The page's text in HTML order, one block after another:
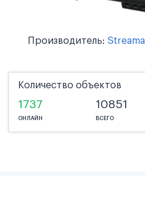
Производитель:
Количество объектов
1737
ОНЛАЙН
10851
ВСЕГО